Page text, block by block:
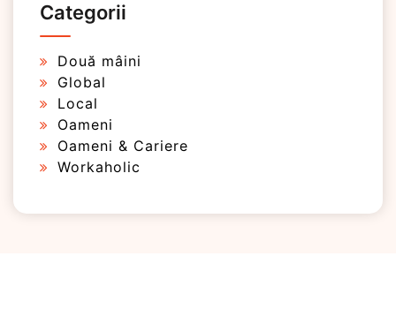
Categorii
Două mâini
Global
Local
Oameni
Oameni & Cariere
Workaholic